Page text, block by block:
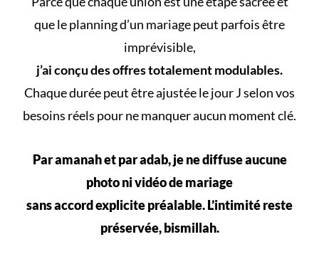
que leplanning d’un mariagepeut parfois être
imprévisible,
j’ai conçu des offres totalement modulables.
Chaque durée peut être ajustée le jour J selon vos
besoins réels pour ne manquer aucun moment clé.
Par amanah et par adab, je ne diffuse aucune
photo ni vidéo de mariage
sans accord explicite préalable. L’intimité reste
préservée, bismillah.